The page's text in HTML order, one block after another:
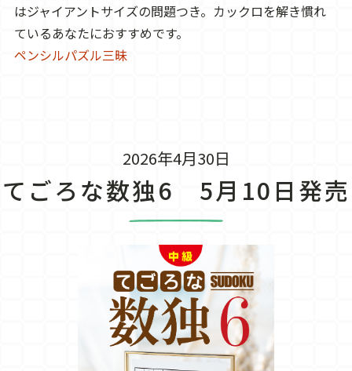
はジャイアントサイズの問題つき。カックロを解き慣れ
ているあなたにおすすめです。
ペンシルパズル三昧
2026年4月30日
てごろな数独6 5月10日発売